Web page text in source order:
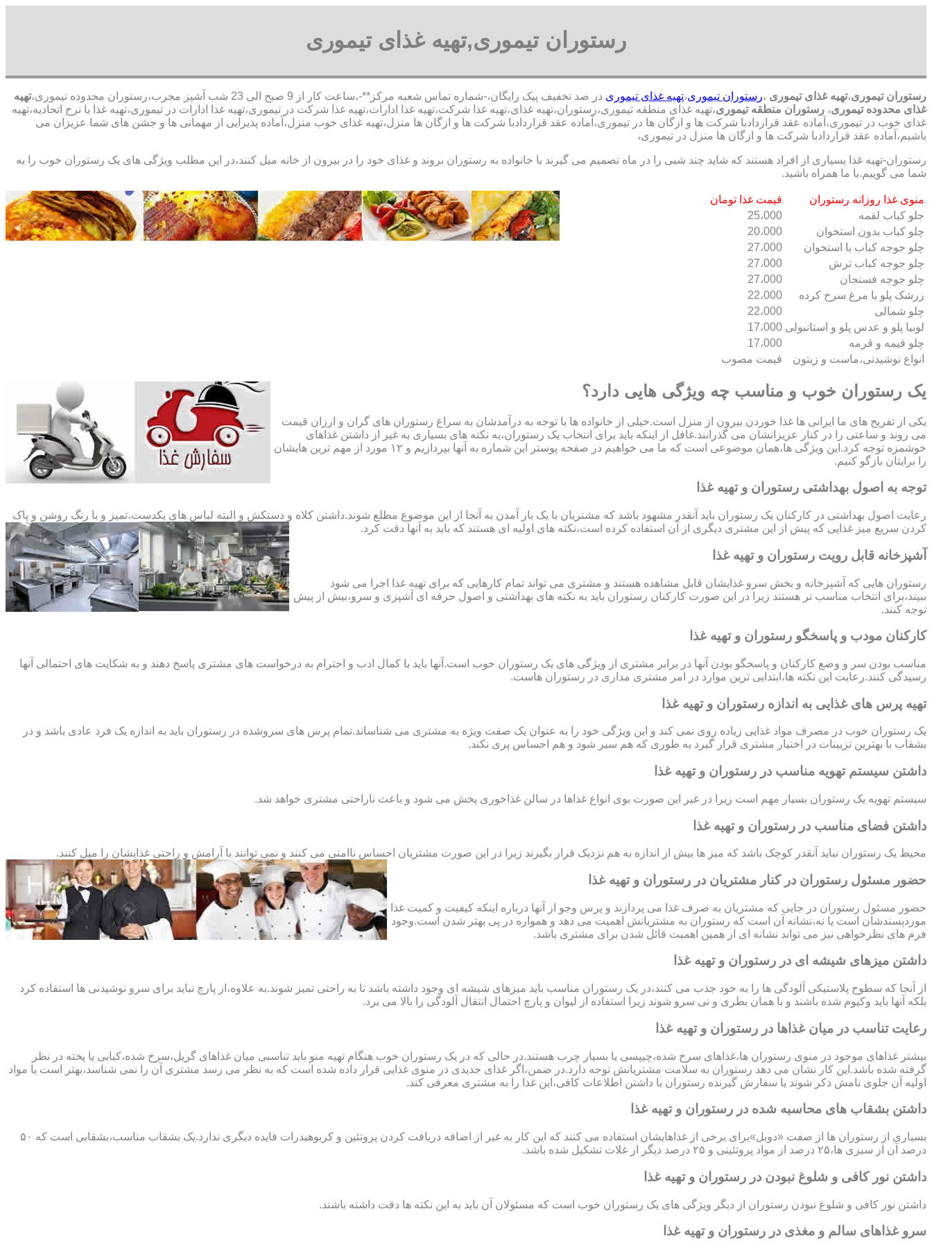
رستوران تیموری,تهیه غذای تیموری
رستوران تیموری،تهیه غذای تیموری ،رستوران تیموری،تهیه غذای تیموری در صد تخفیف پیک رایگان،-شماره تماس شعبه مرکز**-،ساعت کار از 9 صبح الی 23 شب آشپز مجرب،رستوران محدوده تیموری،
تهیه
غذای محدوده تیموری، رستوران منطقه تیموری،تهیه غذای منطقه تیموری،رستوران،تهیه غذای،تهیه غذا شرکت،تهیه غذا ادارات،تهیه غذا شرکت در تیموری،تهیه غذا ادارات در تیموری،تهیه غذا با نرخ اتحادیه،تهیه
غذای خوب در تیموری،آماده عقد قراردادبا شرکت ها و ازگان ها در تیموری،آماده عقد قراردادبا شرکت ها و ازگان ها منزل،تهیه غذای خوب منزل،آماده پذیرایی از مهمانی ها و جشن های شما عزیزان می
باشیم،آماده عقد قراردادبا شرکت ها و ازگان ها منزل در تیموری،
رستوران-تهیه غذا بسیاری از افراد هستند که شاید چند شبی را در ماه تصمیم می گیرند با خانواده به رستوران بروند و غذای خود را در بیرون از خانه میل کنند،در این مطلب ویژگی های یک رستوران خوب را به
شما می گوییم.با ما همراه باشید.
منوی غذا روزانه رستوران
قیمت غذا تومان
جلو کباب لقمه
25،000
چلو کباب بدون استخوان
20،000
چلو جوجه کباب با استخوان
27،000
چلو جوجه کباب ترش
27،000
چلو جوجه فسنجان
27،000
زرشک پلو با مرغ سرخ کرده
22،000
چلو شمالی
22،000
لوبیا پلو و عدس پلو و استانبولی 17،000
چلو قیمه و قرمه
17،000
انواع نوشیدنی،ماست و زیتون
قیمت مصوب
یک رستوران خوب و مناسب چه ویژگی هایی دارد؟
یکی از تفریح های ما ایرانی ها غذا خوردن بیرون از منزل است.خیلی از خانواده ها با توجه به درآمدشان به سراغ رستوران های گران و ارزان قیمت
می روند و ساعتی را در کنار عزیزانشان می گذرانند.غافل از اینکه باید برای انتخاب یک رستوران،به نکته های بسیاری به غیر از داشتن غذاهای
خوشمزه توجه کرد.این ویژگی ها،همان موضوعی است که ما می خواهیم در صفحه پوستر این شماره به آنها بپردازیم و ۱۲ مورد از مهم ترین هایشان
را برایتان بازگو کنیم.
توجه به اصول بهداشتی رستوران و تهیه غذا
رعایت اصول بهداشتی در کارکنان یک رستوران باید آنقدر مشهود باشد که مشتریان با یک بار آمدن به آنجا از این موضوع مطلع شوند.داشتن کلاه و دستکش و البته لباس های یکدست،تمیز و با رنگ روشن و پاک
کردن سریع میز غذایی که پیش از این مشتری دیگری از آن استفاده کرده است،نکته های اولیه ای هستند که باید به آنها دقت کرد.
آشپزخانه قابل رویت رستوران و تهیه غذا
رستوران هایی که آشپزخانه و بخش سرو غذایشان قابل مشاهده هستند و مشتری می تواند تمام کارهایی که برای تهیه غذا اجرا می شود
ببیند،برای انتخاب مناسب تر هستند زیرا در این صورت کارکنان رستوران باید به نکته های بهداشتی و اصول حرفه ای آشپزی و سرو،بیش از پیش
توجه کنند.
کارکنان مودب و پاسخگو رستوران و تهیه غذا
مناسب بودن سر و وضع کارکنان و پاسخگو بودن آنها در برابر مشتری از ویژگی های یک رستوران خوب است.آنها باید با کمال ادب و احترام به درخواست های مشتری پاسخ دهند و به شکایت های احتمالی آنها
رسیدگی کنند.رعایت این نکته ها،ابتدایی ترین موارد در امر مشتری مداری در رستوران هاست.
تهیه پرس های غذایی به اندازه رستوران و تهیه غذا
یک رستوران خوب در مصرف مواد غذایی زیاده روی نمی کند و این ویژگی خود را به عنوان یک صفت ویژه به مشتری می شناساند.تمام پرس های سروشده در رستوران باید به اندازه یک فرد عادی باشد و در
بشقاب با بهترین تزیینات در اختیار مشتری قرار گیرد به طوری که هم سیر شود و هم احساس پری نکند.
داشتن سیستم تهویه مناسب در رستوران و تهیه غذا
سیستم تهویه یک رستوران بسیار مهم است زیرا در غیر این صورت بوی انواع غذاها در سالن غذاخوری پخش می شود و باعث ناراحتی مشتری خواهد شد.
داشتن فضای مناسب در رستوران و تهیه غذا
محیط یک رستوران نباید آنقدر کوچک باشد که میز ها بیش از اندازه به هم نزدیک قرار بگیرند زیرا در این صورت مشتریان احساس ناامنی می کنند و نمی توانند با آرامش و راحتی غذایشان را میل کنند.
حضور مسئول رستوران در کنار مشتریان در رستوران و تهیه غذا
حضور مسئول رستوران در جایی که مشتریان به صرف غذا می پردازند و پرس وجو از آنها درباره اینکه کیفیت و کمیت غذا
موردپسندشان است یا نه،نشانه آن است که رستوران به مشتریانش اهمیت می دهد و همواره در پی بهتر شدن است.وجود
فرم های نظرخواهی نیز می تواند نشانه ای از همین اهمیت قائل شدن برای مشتری باشد.
داشتن میزهای شیشه ای در رستوران و تهیه غذا
از آنجا که سطوح پلاستیکی آلودگی ها را به خود جذب می کنند،در یک رستوران مناسب باید میزهای شیشه ای وجود داشته باشد تا به راحتی تمیز شوند.به علاوه،از پارچ نباید برای سرو نوشیدنی ها استفاده کرد
بلکه آنها باید وکیوم شده باشند و با همان بطری و نی سرو شوند زیرا استفاده از لیوان و پارچ احتمال انتقال آلودگی را بالا می برد.
رعایت تناسب در میان غذاها در رستوران و تهیه غذا
بیشتر غذاهای موجود در منوی رستوران ها،غذاهای سرخ شده،چیپسی یا بسیار چرب هستند.در حالی که در یک رستوران خوب هنگام تهیه منو باید تناسبی میان غذاهای گریل،سرخ شده،کبابی یا پخته در نظر
گرفته شده باشد.این کار نشان می دهد رستوران به سلامت مشتریانش توجه دارد.در ضمن،اگر غذای جدیدی در منوی غذایی قرار داده شده است که به نظر می رسد مشتری آن را نمی شناسد،بهتر است یا مواد
اولیه آن جلوی نامش ذکر شوند یا سفارش گیرنده رستوران با داشتن اطلاعات کافی،این غذا را به مشتری معرفی کند.
داشتن بشقاب های محاسبه شده در رستوران و تهیه غذا
بسیاری از رستوران ها از صفت «دوبل»برای برخی از غذاهایشان استفاده می کنند که این کار به غیر از اضافه دریافت کردن پروتئین و کربوهیدرات فایده دیگری ندارد.یک بشقاب مناسب،بشقابی است که ۵۰
درصد آن از سبزی ها،۲۵ درصد از مواد پروتئینی و ۲۵ درصد دیگر از غلات تشکیل شده باشد.
داشتن نور کافی و شلوغ نبودن در رستوران و تهیه غذا
داشتن نور کافی و شلوغ نبودن رستوران از دیگر ویژگی های یک رستوران خوب است که مسئولان آن باید به این نکته ها دقت داشته باشند.
سرو غذاهای سالم و مغذی در رستوران و تهیه غذا